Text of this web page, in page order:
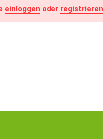
einloggen oder registrieren